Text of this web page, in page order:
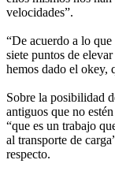
velocidades”.
“De acuerdo a lo
siete puntos de
hemos dado el okey,
Sobre la posibilidad
antiguos que no
“que es un trabajo
al transporte de
respecto.